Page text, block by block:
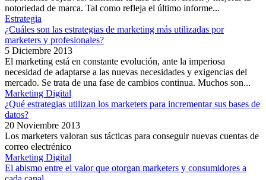
notoriedad de marca. Tal como refleja el último informe...
Estrategia
¿Cuáles son las estrategias de marketing más utilizadas por
marketers y profesionales?
5 Diciembre 2013
El marketing está en constante evolución, ante la imperiosa
necesidad de adaptarse a las nuevas necesidades y exigencias del
mercado. Se trata de una fase de cambios continua. Muchos son...
Marketing Digital
¿Qué estrategias utilizan los marketers para incrementar sus bases de
datos?
20 Noviembre 2013
Los marketers valoran sus tácticas para conseguir nuevas cuentas de
correo electrénico
Marketing Digital
El abismo entre el valor que otorgan marketers y consumidores a